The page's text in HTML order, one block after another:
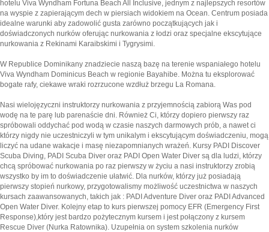
hotelu Viva Wyndham Fortuna Beach All Inclusive, jednym z najlepszych resortów
na wyspie z zapierającym dech w piersiach widokiem na Ocean. Centrum posiada
idealne warunki aby zadowolić gusta zarówno początkujących jak i
doświadczonych nurków oferując nurkowania z łodzi oraz specjalne ekscytujące
nurkowania z Rekinami Karaibskimi i Tygrysimi.
W Republice Dominikany znadziecie naszą bazę na terenie wspaniałego hotelu
Viva Wyndham Dominicus Beach w regionie Bayahibe. Można tu eksplorować
bogate rafy, ciekawe wraki rozrzucone wzdłuż brzegu La Romana.
Nasi wielojęzyczni instruktorzy nurkowania z przyjemnością zabiorą Was pod
wodę na te parę lub parenaście dni. Również Ci, którzy dopiero pierwszy raz
spróbowali oddychać pod wodą w czasie naszych darmowych prób, a nawet ci
którzy nigdy nie uczestniczyli w tym unikalym i ekscytującym doświadczeniu, mogą
liczyć na udane wakacje i masę niezapomnianych wrażeń. Kursy PADI Discover
Scuba Diving, PADI Scuba Diver oraz PADI Open Water Diver są dla ludzi, którzy
chcą spróbować nurkowania po raz pierwszy w życiu a nasi instruktorzy zrobią
wszystko by im to doświadczenie ułatwić. Dla nurków, którzy już posiadają
pierwszy stopień nurkowy, przygotowalismy możliwość uczestnictwa w naszych
kursach zaawansowanych, takich jak : PADI Adventure Diver oraz PADI Advanced
Open Water Diver. Kolejny etap to kurs pierwszej pomocy EFR (Emergency First
Response),który jest bardzo pożytecznym kursem i jest połączony z kursem
Rescue Diver (Nurka Ratownika). Uzupełnia on system szkolenia nurków